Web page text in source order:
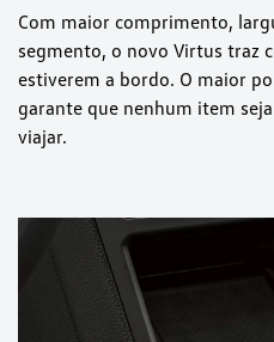
Com maior comprimento,
segmento, o novo Virtus traz
estiverem a bordo. O maior
garante que nenhum item
viajar.